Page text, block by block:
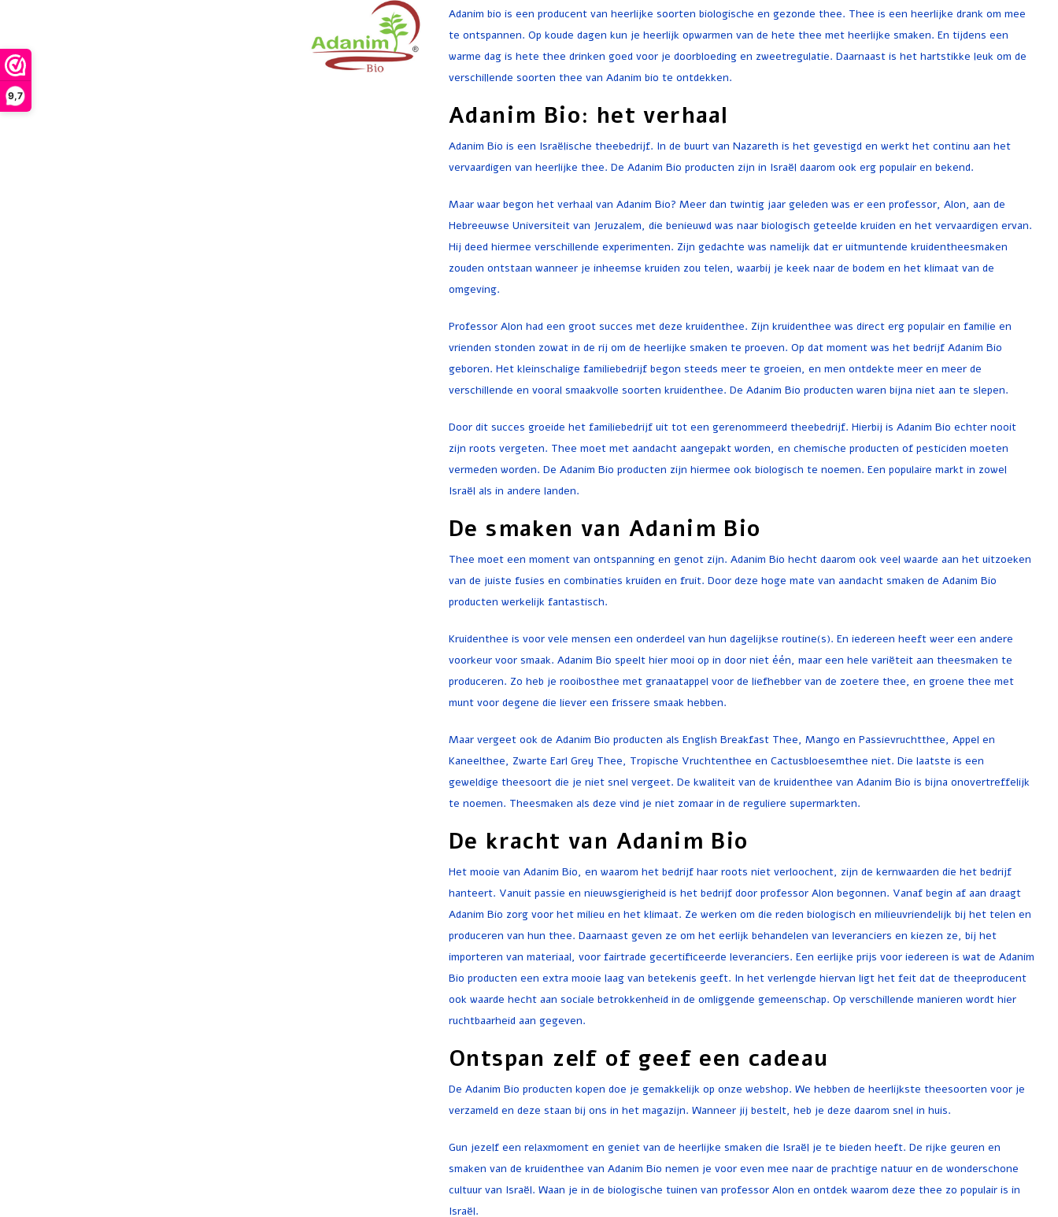
9,7
Adanim bio is een producent van heerlijke soorten biologische en gezonde thee. Thee is een heerlijke drank om mee
te ontspannen. Op koude dagen kun je heerlijk opwarmen van de hete thee met heerlijke smaken. En tijdens een
warme dag is hete thee drinken goed voor je doorbloeding en zweetregulatie. Daarnaast is het hartstikke leuk om de
verschillende soorten thee van Adanim bio te ontdekken.
Adanim Bio: het verhaal
Adanim Bio is een Israëlische theebedrijf. In de buurt van Nazareth is het gevestigd en werkt het continu aan het
vervaardigen van heerlijke thee. De Adanim Bio producten zijn in Israël daarom ook erg populair en bekend.
Maar waar begon het verhaal van Adanim Bio? Meer dan twintig jaar geleden was er een professor, Alon, aan de
Hebreeuwse Universiteit van Jeruzalem, die benieuwd was naar biologisch geteelde kruiden en het vervaardigen ervan.
Hij deed hiermee verschillende experimenten. Zijn gedachte was namelijk dat er uitmuntende kruidentheesmaken
zouden ontstaan wanneer je inheemse kruiden zou telen, waarbij je keek naar de bodem en het klimaat van de
omgeving.
Professor Alon had een groot succes met deze kruidenthee. Zijn kruidenthee was direct erg populair en familie en
vrienden stonden zowat in de rij om de heerlijke smaken te proeven. Op dat moment was het bedrijf Adanim Bio
geboren. Het kleinschalige familiebedrijf begon steeds meer te groeien, en men ontdekte meer en meer de
verschillende en vooral smaakvolle soorten kruidenthee. De Adanim Bio producten waren bijna niet aan te slepen.
Door dit succes groeide het familiebedrijf uit tot een gerenommeerd theebedrijf. Hierbij is Adanim Bio echter nooit
zijn roots vergeten. Thee moet met aandacht aangepakt worden, en chemische producten of pesticiden moeten
vermeden worden. De Adanim Bio producten zijn hiermee ook biologisch te noemen. Een populaire markt in zowel
Israël als in andere landen.
De smaken van Adanim Bio
Thee moet een moment van ontspanning en genot zijn. Adanim Bio hecht daarom ook veel waarde aan het uitzoeken
van de juiste fusies en combinaties kruiden en fruit. Door deze hoge mate van aandacht smaken de Adanim Bio
producten werkelijk fantastisch.
Kruidenthee is voor vele mensen een onderdeel van hun dagelijkse routine(s). En iedereen heeft weer een andere
voorkeur voor smaak. Adanim Bio speelt hier mooi op in door niet één, maar een hele variëteit aan theesmaken te
produceren. Zo heb je rooibosthee met granaatappel voor de liefhebber van de zoetere thee, en groene thee met
munt voor degene die liever een frissere smaak hebben.
Maar vergeet ook de Adanim Bio producten als English Breakfast Thee, Mango en Passievruchtthee, Appel en
Kaneelthee, Zwarte Earl Grey Thee, Tropische Vruchtenthee en Cactusbloesemthee niet. Die laatste is een
geweldige theesoort die je niet snel vergeet. De kwaliteit van de kruidenthee van Adanim Bio is bijna onovertreffelijk
te noemen. Theesmaken als deze vind je niet zomaar in de reguliere supermarkten.
De kracht van Adanim Bio
Het mooie van Adanim Bio, en waarom het bedrijf haar roots niet verloochent, zijn de kernwaarden die het bedrijf
hanteert. Vanuit passie en nieuwsgierigheid is het bedrijf door professor Alon begonnen. Vanaf begin af aan draagt
Adanim Bio zorg voor het milieu en het klimaat. Ze werken om die reden biologisch en milieuvriendelijk bij het telen en
produceren van hun thee. Daarnaast geven ze om het eerlijk behandelen van leveranciers en kiezen ze, bij het
importeren van materiaal, voor fairtrade gecertificeerde leveranciers. Een eerlijke prijs voor iedereen is wat de Adanim
Bio producten een extra mooie laag van betekenis geeft. In het verlengde hiervan ligt het feit dat de theeproducent
ook waarde hecht aan sociale betrokkenheid in de omliggende gemeenschap. Op verschillende manieren wordt hier
ruchtbaarheid aan gegeven.
Ontspan zelf of geef een cadeau
De Adanim Bio producten kopen doe je gemakkelijk op onze webshop. We hebben de heerlijkste theesoorten voor je
verzameld en deze staan bij ons in het magazijn. Wanneer jij bestelt, heb je deze daarom snel in huis.
Gun jezelf een relaxmoment en geniet van de heerlijke smaken die Israël je te bieden heeft. De rijke geuren en
smaken van de kruidenthee van Adanim Bio nemen je voor even mee naar de prachtige natuur en de wonderschone
cultuur van Israël. Waan je in de biologische tuinen van professor Alon en ontdek waarom deze thee zo populair is in
Israël.